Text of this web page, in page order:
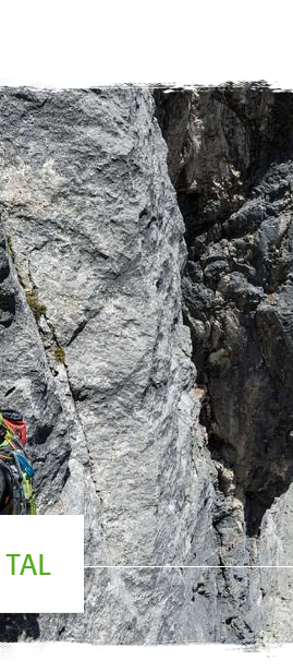
Hütten
Rappenseehütte
Kemptner Hütte
Tannheimer Hütte
Tannheimer Jugendhütte
(Selbstversorgung)